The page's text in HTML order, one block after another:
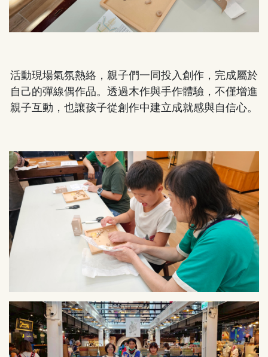
活動現場氣氛熱絡，親子們一同投入創作，完成屬於
自己的彈線偶作品。透過木作與手作體驗，不僅增進
親子互動，也讓孩子從創作中建立成就感與自信心。